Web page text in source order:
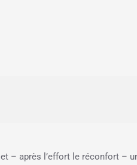
– après l’effort le réconfort –